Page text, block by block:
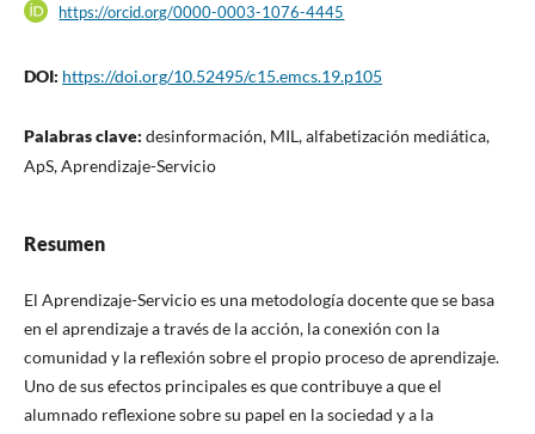
https://orcid.org/0000-0003-1076-4445
DOI: https://doi.org/10.52495/c15.emcs.19.p105
Palabras clave: desinformación, MIL, alfabetización mediática,
ApS, Aprendizaje-Servicio
Resumen
El Aprendizaje-Servicio es una metodología docente que se basa
en el aprendizaje a través de la acción, la conexión con la
comunidad y la reflexión sobre el propio proceso de aprendizaje.
Uno de sus efectos principales es que contribuye a que el
alumnado reflexione sobre su papel en la sociedad y a la